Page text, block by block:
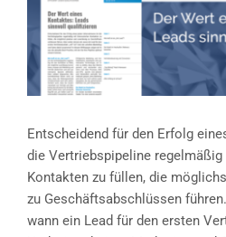
Bild
Entscheidend für den Erfolg
die Vertriebspipeline
Kontakten zu füllen, die
zu Geschäftsabschlüssen
wann ein Lead für den ersten